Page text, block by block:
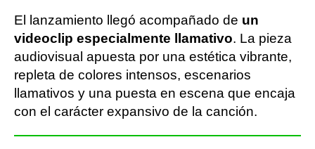
El lanzamiento llegó acompañado de un
videoclip especialmente llamativo. La pieza
audiovisual apuesta por una estética vibrante,
repleta de colores intensos, escenarios
llamativos y una puesta en escena que encaja
con el carácter expansivo de la canción.